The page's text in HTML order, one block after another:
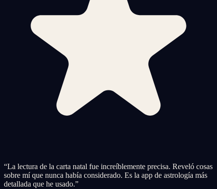
“La lectura de la carta natal fue increíblemente precisa. Reveló cosas
sobre mí que nunca había considerado. Es la app de astrología más
detallada que he usado.”